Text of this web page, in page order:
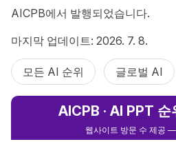
AICPB에서 발행되었습니다.
마지막 업데이트: 2026. 7. 8.
모든 AI 순위 글로벌 AI
AICPB · AI PPT 순
웹사이트 방문 수 제공